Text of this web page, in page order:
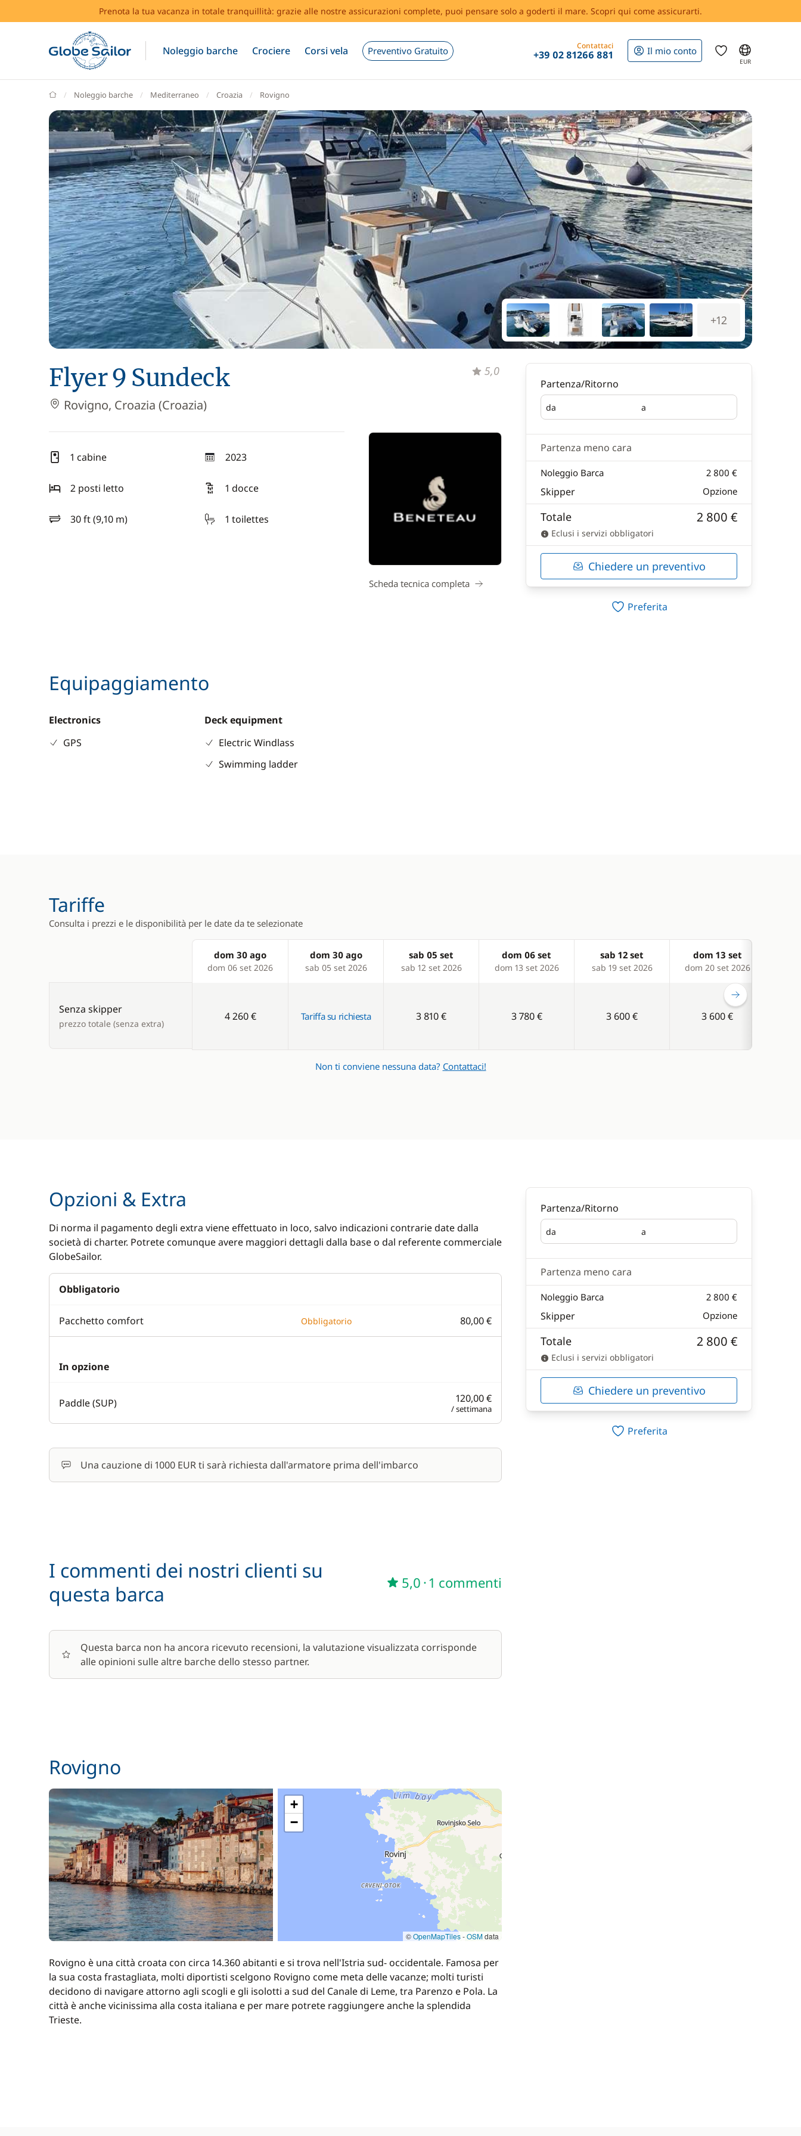
Prenota la tua vacanza in totale tranquillità: grazie alle nostre assicurazioni complete, puoi pensare solo a goderti il mare. Scopri qui come assicurarti.
Noleggio barche Crociere Corsi vela Preventivo Gratuito Contattaci
+39 02 81266 881 Il mio conto
EUR
GlobeSailor
Noleggio barche Mediterraneo Croazia Rovigno
+12
Flyer 9 Sundeck
Rovigno, Croazia (Croazia)
5,0
1 cabine 2023
anno
2 posti letto
1 docce
30 ft (9,10 m)
lunghezza 1 toilettes
Scheda tecnica completa
Equipaggiamento
Electronics
GPS
Deck equipment
Electric Windlass
Swimming ladder
Partenza/Ritorno
da
Partenza a
Ritorno
Partenza meno cara
Noleggio Barca 2 800 €
Skipper Opzione
Totale 2 800 €
Eclusi i servizi obbligatori
Chiedere un preventivo
Preferita
Tariffe
Consulta i prezzi e le disponibilità per le date da te selezionate
Products
dom 30 ago
dom 06 set 2026
dom 30 ago
sab 05 set 2026
sab 05 set
sab 12 set 2026
dom 06 set
dom 13 set 2026
sab 12 set
sab 19 set 2026
dom 13 set
dom 20 set 2026
Senza skipper
prezzo totale (senza extra)
4 260 € Tariffa su richiesta 3 810 € 3 780 € 3 600 € 3 600 €
Non ti conviene nessuna data? Contattaci!
Opzioni & Extra
Di norma il pagamento degli extra viene effettuato in loco, salvo indicazioni contrarie date dalla
società di charter. Potrete comunque avere maggiori dettagli dalla base o dal referente commerciale
GlobeSailor.
Obbligatorio
Pacchetto comfort Obbligatorio 80,00 €
In opzione
Paddle (SUP) 120,00 €
/ settimana
Una cauzione di 1000 EUR ti sarà richiesta dall'armatore prima dell'imbarco
I commenti dei nostri clienti su
questa barca
5,0 ·1 commenti
Questa barca non ha ancora ricevuto recensioni, la valutazione visualizzata corrisponde
alle opinioni sulle altre barche dello stesso partner.
Rovigno
+
−
©OpenMapTiles-OSMdata
Rovigno è una città croata con circa 14.360 abitanti e si trova nell'Istria sud- occidentale. Famosa per
la sua costa frastagliata, molti diportisti scelgono Rovigno come meta delle vacanze; molti turisti
decidono di navigare attorno agli scogli e gli isolotti a sud del Canale di Leme, tra Parenzo e Pola. La
città è anche vicinissima alla costa italiana e per mare potrete raggiungere anche la splendida
Trieste.
Partenza/Ritorno
da
Partenza a
Ritorno
Partenza meno cara
Noleggio Barca 2 800 €
Skipper Opzione
Totale 2 800 €
Eclusi i servizi obbligatori
Chiedere un preventivo
Preferita